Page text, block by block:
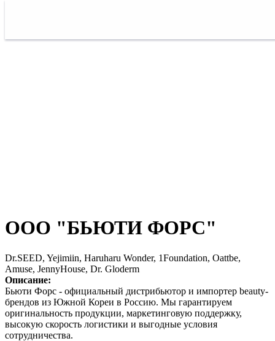
ООО "БЬЮТИ ФОРС"
Dr.SEED, Yejimiin, Haruharu Wonder, 1Foundation, Oattbe,
Amuse, JennyHouse, Dr. Gloderm
Описание:
Бьюти Форс - официальный дистрибьютор и импортер beauty-
брендов из Южной Кореи в Россию. Мы гарантируем
оригинальность продукции, маркетинговую поддержку,
высокую скорость логистики и выгодные условия
сотрудничества.